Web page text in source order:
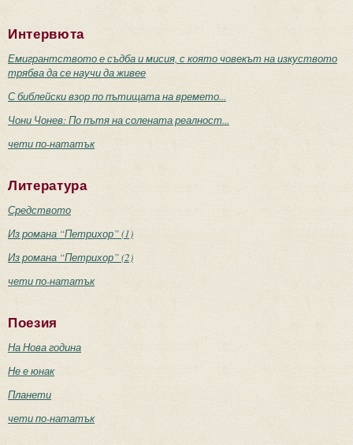
Интервюта
Емигрантството е съдба и мисия, с която човекът на изкуството
трябва да се научи да живее
С библейски взор по пътищата на времето...
Чони Чонев: По пътя на солената реалност...
чети по-нататък
Литература
Средството
Из романа “Петрихор” (1)
Из романа “Петрихор” (2)
чети по-нататък
Поезия
На Нова година
Не е юнак
Планети
чети по-нататък